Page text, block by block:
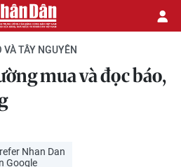
TÂY NGUYÊN
mua và đọc báo,
Nhan Dan
Google